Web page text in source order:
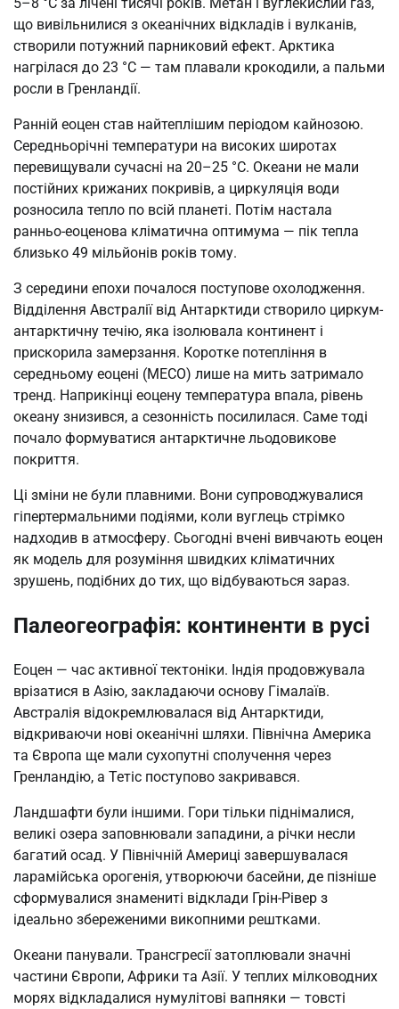
що вивільнилися з океанічних відкладів і вулканів,
створили потужний парниковий ефект. Арктика
нагрілася до 23 °C — там плавали крокодили, а пальми
росли в Гренландії.
Ранній еоцен став найтеплішим періодом кайнозою.
Середньорічні температури на високих широтах
перевищували сучасні на 20–25 °C. Океани не мали
постійних крижаних покривів, а циркуляція води
розносила тепло по всій планеті. Потім настала
ранньо-еоценова кліматична оптимума — пік тепла
близько 49 мільйонів років тому.
З середини епохи почалося поступове охолодження.
Відділення Австралії від Антарктиди створило циркум-
антарктичну течію, яка ізолювала континент і
прискорила замерзання. Коротке потепління в
середньому еоцені (MECO) лише на мить затримало
тренд. Наприкінці еоцену температура впала, рівень
океану знизився, а сезонність посилилася. Саме тоді
почало формуватися антарктичне льодовикове
покриття.
Ці зміни не були плавними. Вони супроводжувалися
гіпертермальними подіями, коли вуглець стрімко
надходив в атмосферу. Сьогодні вчені вивчають еоцен
як модель для розуміння швидких кліматичних
зрушень, подібних до тих, що відбуваються зараз.
Палеогеографія: континенти в русі
Еоцен — час активної тектоніки. Індія продовжувала
врізатися в Азію, закладаючи основу Гімалаїв.
Австралія відокремлювалася від Антарктиди,
відкриваючи нові океанічні шляхи. Північна Америка
та Європа ще мали сухопутні сполучення через
Гренландію, а Тетіс поступово закривався.
Ландшафти були іншими. Гори тільки піднімалися,
великі озера заповнювали западини, а річки несли
багатий осад. У Північній Америці завершувалася
ларамійська орогенія, утворюючи басейни, де пізніше
сформувалися знамениті відклади Грін-Рівер з
ідеально збереженими викопними рештками.
Океани панували. Трансгресії затоплювали значні
частини Європи, Африки та Азії. У теплих мілководних
морях відкладалися нумулітові вапняки — товсті